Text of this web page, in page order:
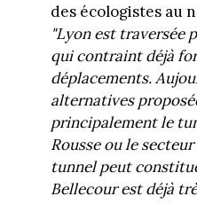
des écologistes au
"Lyon est traversée
qui contraint déjà
déplacements.
alternatives
principalement le
Rousse ou le
tunnel peut
Bellecour est déjà